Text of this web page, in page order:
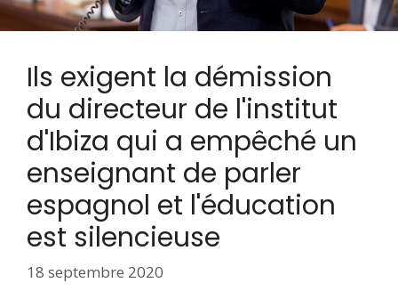
Ils exigent la démission
du directeur de l'institut
d'Ibiza qui a empêché un
enseignant de parler
espagnol et l'éducation
est silencieuse
18 septembre 2020